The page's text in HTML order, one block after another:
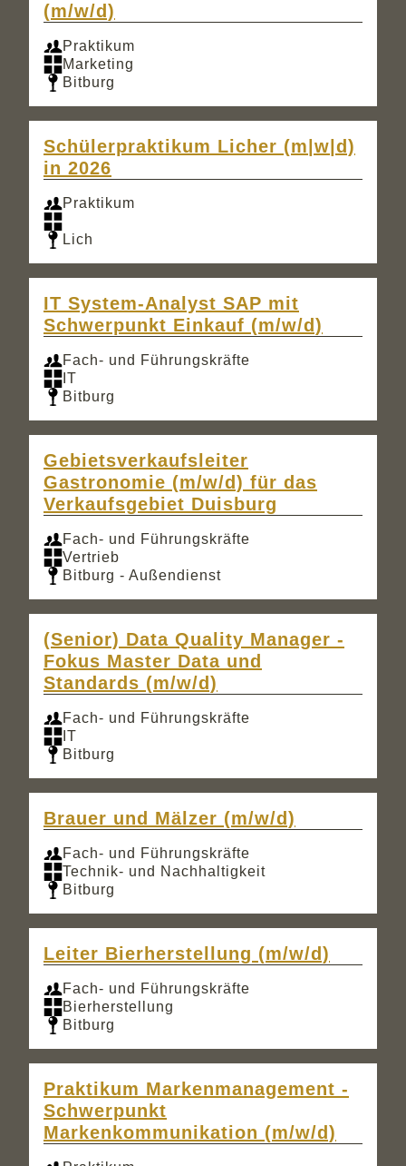
(m/w/d)
Praktikum
Marketing
Bitburg
Schülerpraktikum Licher (m|w|d)
in 2026
Praktikum
Lich
IT System-Analyst SAP mit
Schwerpunkt Einkauf (m/w/d)
Fach- und Führungskräfte
IT
Bitburg
Gebietsverkaufsleiter
Gastronomie (m/w/d) für das
Verkaufsgebiet Duisburg
Fach- und Führungskräfte
Vertrieb
Bitburg - Außendienst
(Senior) Data Quality Manager -
Fokus Master Data und
Standards (m/w/d)
Fach- und Führungskräfte
IT
Bitburg
Brauer und Mälzer (m/w/d)
Fach- und Führungskräfte
Technik- und Nachhaltigkeit
Bitburg
Leiter Bierherstellung (m/w/d)
Fach- und Führungskräfte
Bierherstellung
Bitburg
Praktikum Markenmanagement -
Schwerpunkt
Markenkommunikation (m/w/d)